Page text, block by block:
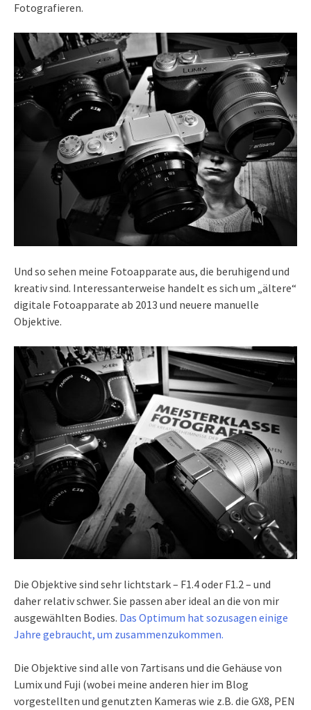
Fotografieren.
Und so sehen meine Fotoapparate aus, die beruhigend und
kreativ sind. Interessanterweise handelt es sich um „ältere“
digitale Fotoapparate ab 2013 und neuere manuelle
Objektive.
Die Objektive sind sehr lichtstark – F1.4 oder F1.2 – und
daher relativ schwer. Sie passen aber ideal an die von mir
ausgewählten Bodies. Das Optimum hat sozusagen einige
Jahre gebraucht, um zusammenzukommen.
Die Objektive sind alle von 7artisans und die Gehäuse von
Lumix und Fuji (wobei meine anderen hier im Blog
vorgestellten und genutzten Kameras wie z.B. die GX8, PEN